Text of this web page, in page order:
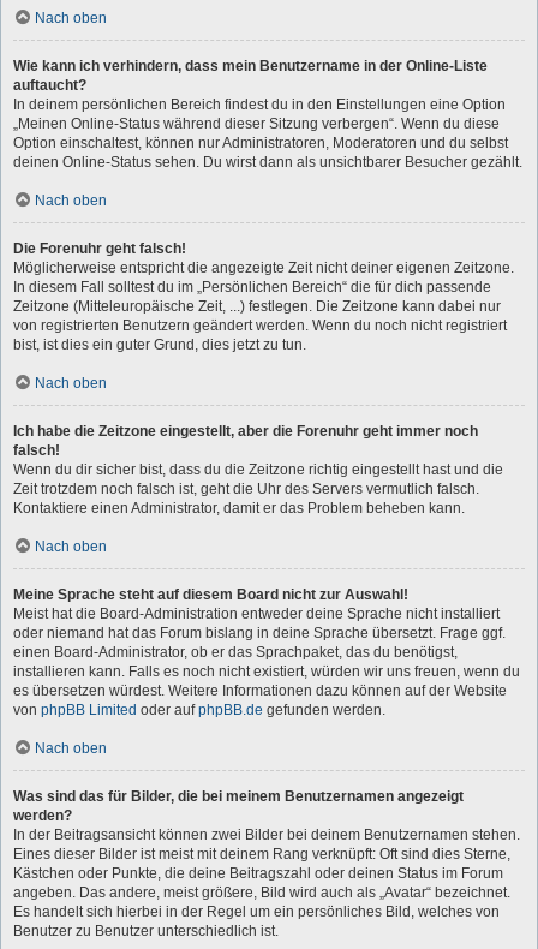
Nach oben
Wie kann ich verhindern, dass mein Benutzername in der Online-Liste
auftaucht?
In deinem persönlichen Bereich findest du in den Einstellungen eine Option
„Meinen Online-Status während dieser Sitzung verbergen“. Wenn du diese
Option einschaltest, können nur Administratoren, Moderatoren und du selbst
deinen Online-Status sehen. Du wirst dann als unsichtbarer Besucher gezählt.
Nach oben
Die Forenuhr geht falsch!
Möglicherweise entspricht die angezeigte Zeit nicht deiner eigenen Zeitzone.
In diesem Fall solltest du im „Persönlichen Bereich“ die für dich passende
Zeitzone (Mitteleuropäische Zeit, ...) festlegen. Die Zeitzone kann dabei nur
von registrierten Benutzern geändert werden. Wenn du noch nicht registriert
bist, ist dies ein guter Grund, dies jetzt zu tun.
Nach oben
Ich habe die Zeitzone eingestellt, aber die Forenuhr geht immer noch
falsch!
Wenn du dir sicher bist, dass du die Zeitzone richtig eingestellt hast und die
Zeit trotzdem noch falsch ist, geht die Uhr des Servers vermutlich falsch.
Kontaktiere einen Administrator, damit er das Problem beheben kann.
Nach oben
Meine Sprache steht auf diesem Board nicht zur Auswahl!
Meist hat die Board-Administration entweder deine Sprache nicht installiert
oder niemand hat das Forum bislang in deine Sprache übersetzt. Frage ggf.
einen Board-Administrator, ob er das Sprachpaket, das du benötigst,
installieren kann. Falls es noch nicht existiert, würden wir uns freuen, wenn du
es übersetzen würdest. Weitere Informationen dazu können auf der Website
von phpBB Limited oder aufphpBB.de gefunden werden.
Nach oben
Was sind das für Bilder, die bei meinem Benutzernamen angezeigt
werden?
In der Beitragsansicht können zwei Bilder bei deinem Benutzernamen stehen.
Eines dieser Bilder ist meist mit deinem Rang verknüpft: Oft sind dies Sterne,
Kästchen oder Punkte, die deine Beitragszahl oder deinen Status im Forum
angeben. Das andere, meist größere, Bild wird auch als „Avatar“ bezeichnet.
Es handelt sich hierbei in der Regel um ein persönliches Bild, welches von
Benutzer zu Benutzer unterschiedlich ist.